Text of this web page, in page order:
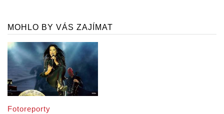
MOHLO BY VÁS ZAJÍMAT
Fotoreporty